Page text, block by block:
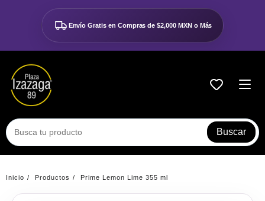
contenido
Envío Gratis en Compras de$2,000 MXN o Más
Buscar
Inicio Productos Prime Lemon Lime 355 ml